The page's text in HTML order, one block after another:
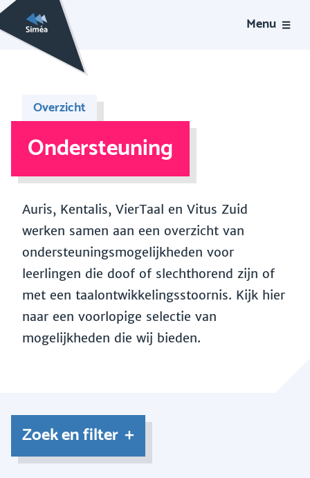
Menu
Overzicht
Ondersteuning
Auris, Kentalis, VierTaal en Vitus Zuid
werken samen aan een overzicht van
ondersteuningsmogelijkheden voor
leerlingen die doof of slechthorend zijn of
met een taalontwikkelingsstoornis. Kijk hier
naar een voorlopige selectie van
mogelijkheden die wij bieden.
Zoek en filter